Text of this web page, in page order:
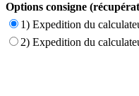
Options consigne
1) Expedition du
2) Expedition du